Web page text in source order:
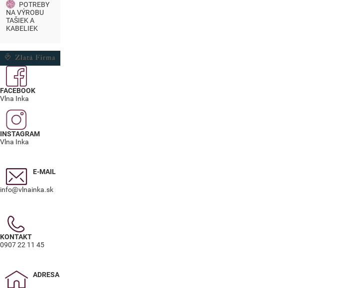
POTREBY
NA VÝROBU
TAŠIEK A
KABELIEK
FACEBOOK
Vlna Inka
INSTAGRAM
Vlna Inka
E-MAIL
info@vlnainka.sk
KONTAKT
0907 22 11 45
ADRESA